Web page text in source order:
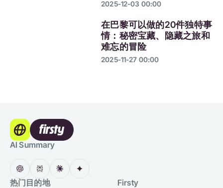
2025-12-03 00:00
在巴黎可以做的20件独特事
情：秘密宝藏、隐藏之旅和
难忘的冒险
2025-11-27 00:00
AI Summary
热门目的地 Firsty